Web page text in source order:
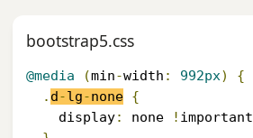
bootstrap5.css
@media (min-width : 992px)
{
. d-lg-none {
    display
: none ! important